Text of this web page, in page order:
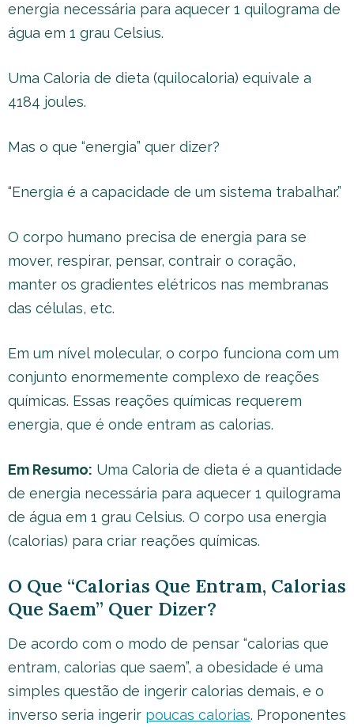
energia necessária para aquecer 1 quilograma de
água em 1 grau Celsius.
Uma Caloria de dieta (quilocaloria) equivale a
4184 joules.
Mas o que “energia” quer dizer?
“Energia é a capacidade de um sistema trabalhar.”
O corpo humano precisa de energia para se
mover, respirar, pensar, contrair o coração,
manter os gradientes elétricos nas membranas
das células, etc.
Em um nível molecular, o corpo funciona com um
conjunto enormemente complexo de reações
químicas. Essas reações químicas requerem
energia, que é onde entram as calorias.
Em Resumo: Uma Caloria de dieta é a quantidade
de energia necessária para aquecer 1 quilograma
de água em 1 grau Celsius. O corpo usa energia
(calorias) para criar reações químicas.
O Que “Calorias Que Entram, Calorias
Que Saem” Quer Dizer?
De acordo com o modo de pensar “calorias que
entram, calorias que saem”, a obesidade é uma
simples questão de ingerir calorias demais, e o
inverso seria ingerir poucas calorias. Proponentes